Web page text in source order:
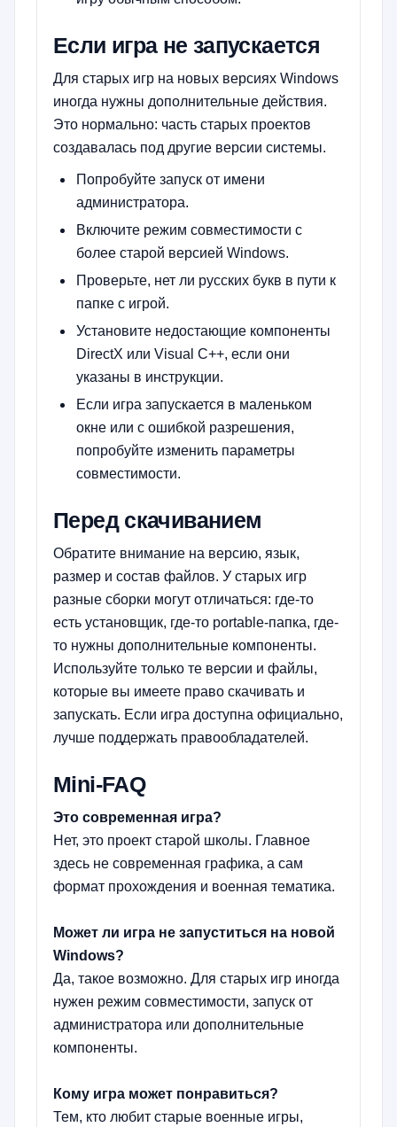
Если игра не запускается
Для старых игр на новых версиях Windows
иногда нужны дополнительные действия.
Это нормально: часть старых проектов
создавалась под другие версии системы.
Попробуйте запуск от имени
администратора.
Включите режим совместимости с
более старой версией Windows.
Проверьте, нет ли русских букв в пути к
папке с игрой.
Установите недостающие компоненты
DirectX или Visual C++, если они
указаны в инструкции.
Если игра запускается в маленьком
окне или с ошибкой разрешения,
попробуйте изменить параметры
совместимости.
Перед скачиванием
Обратите внимание на версию, язык,
размер и состав файлов. У старых игр
разные сборки могут отличаться: где-то
есть установщик, где-то portable-папка, где-
то нужны дополнительные компоненты.
Используйте только те версии и файлы,
которые вы имеете право скачивать и
запускать. Если игра доступна официально,
лучше поддержать правообладателей.
Mini-FAQ
Это современная игра?
Нет, это проект старой школы. Главное
здесь не современная графика, а сам
формат прохождения и военная тематика.
Может ли игра не запуститься на новой
Windows?
Да, такое возможно. Для старых игр иногда
нужен режим совместимости, запуск от
администратора или дополнительные
компоненты.
Кому игра может понравиться?
Тем, кто любит старые военные игры,